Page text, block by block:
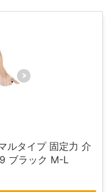
ルタイプ 固定力 介
ブラック M-L